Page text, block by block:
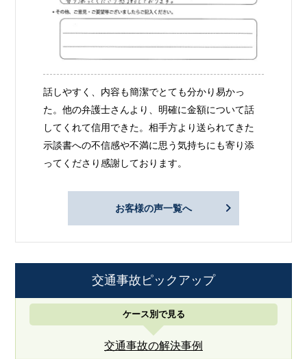
話しやすく、内容も簡潔でとても分かり易かっ
た。他の弁護士さんより、明確に金額について話
してくれて信用できた。相手方より送られてきた
示談書への不信感や不満に思う気持ちにも寄り添
ってくださり感謝しております。
お客様の声一覧へ
交通事故ピックアップ
ケース別で見る
交通事故の解決事例